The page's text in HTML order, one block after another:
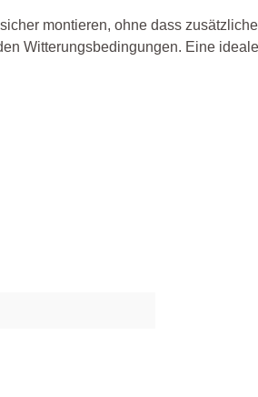
montieren, ohne dass
Witterungsbedingungen. Eine